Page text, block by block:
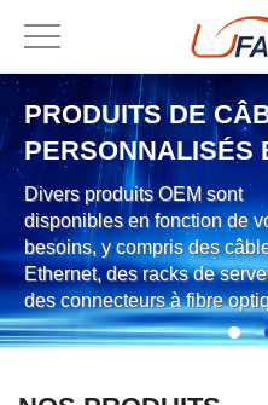
PRODUITS DE
PERSONNALISÉS
Divers produits OEM sont
disponibles en fonction de
besoins, y compris des
Ethernet, des racks de
des connecteurs à fibre